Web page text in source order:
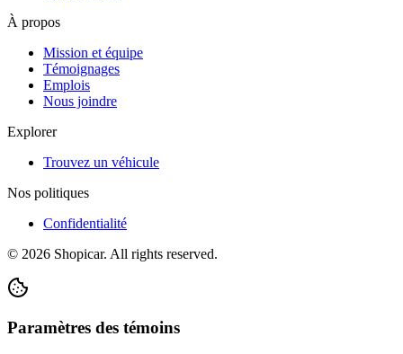
À propos
Mission et équipe
Témoignages
Emplois
Nous joindre
Explorer
Trouvez un véhicule
Nos politiques
Confidentialité
© 2026 Shopicar. All rights reserved.
Paramètres des témoins